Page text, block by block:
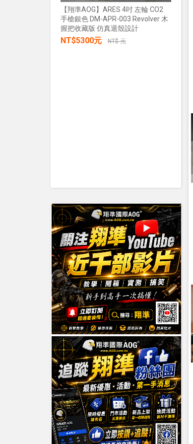
【翔準AOG】ARES 4吋 左輪 CO2
手槍銀色 DM-APR-003 Revolver 木
握把收藏版 仿真退殼設計
NT$5300元 NT$ 元